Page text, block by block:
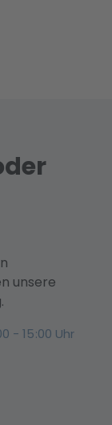
unsere
- 15:00 Uhr